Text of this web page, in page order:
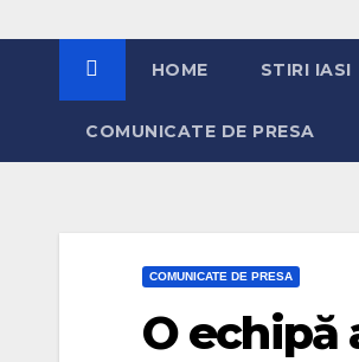
HOME STIRI IASI
COMUNICATE DE PRESA
COMUNICATE DE PRESA
O echipă